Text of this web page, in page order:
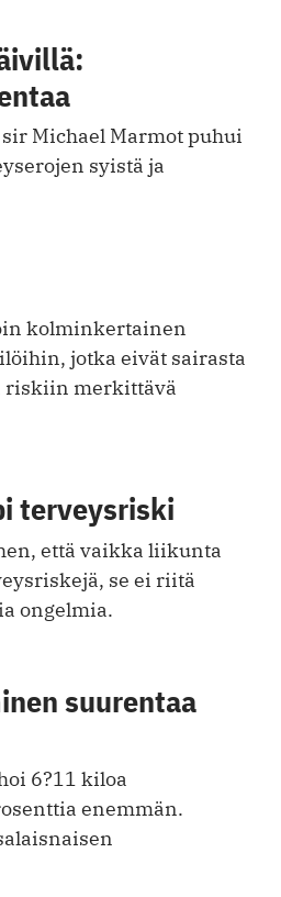
Michael Marmot puhui
syistä ja
kolminkertainen
jotka eivät sairasta
riskiin merkittävä
terveysriski
että vaikka liikunta
se ei riitä
ongelmia.
suurentaa
6?11 kiloa
enemmän.